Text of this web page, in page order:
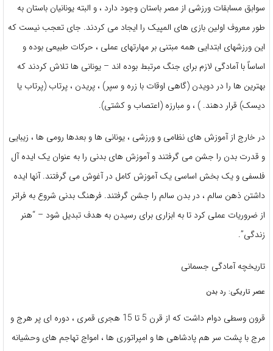
سوابق مسابقات ورزشی از مصر باستان وجود دارد ، و البته یونانیان باستان به
طور معروف اولین بازی های المپیک را ایجاد می کردند. جای تعجب نیست که
این ورزشهای ابتدایی همه مبتنی بر مهارتهای عملی ، حرکات طبیعی بوده و
اساساً با آمادگی لازم برای جنگ مرتبط بوده اند – یونانی ها تلاش کردند که
بهترین ها را در دویدن (گاهی اوقات با زره و سپر) ، پریدن ، پرتاب (پرتاب یا
دیسک) قرار دهند. ) ، و مبارزه (اعتصاب و کشتی).
در خارج از آموزش های نظامی و ورزشی ، یونانی ها و بعدها رومی ها ، زیبایی
و قدرت بدن را جشن می گرفتند و آموزش های بدنی را به عنوان یک ایده آل
فلسفی و یک بخش اساسی یک آموزش کامل در آغوش می گرفتند. آنها ایده
داشتن ذهن سالم ، در بدن سالم را جشن گرفتند. فرهنگ بدنی شروع به فراتر
از ضروریات عملی کرد تا به ابزاری برای رسیدن به هدف تبدیل شود – “هنر
زندگی”.
تاریخچه آمادگی جسمانی
عصر تاریکی: رد بدن
قرون وسطی دوام داشت که از قرن 5 تا 15 هجری قمری ، دوره ای پر هرج و
مرج با پشت سر هم پادشاهی ها و امپراتوری ها ، امواج تهاجم های وحشیانه